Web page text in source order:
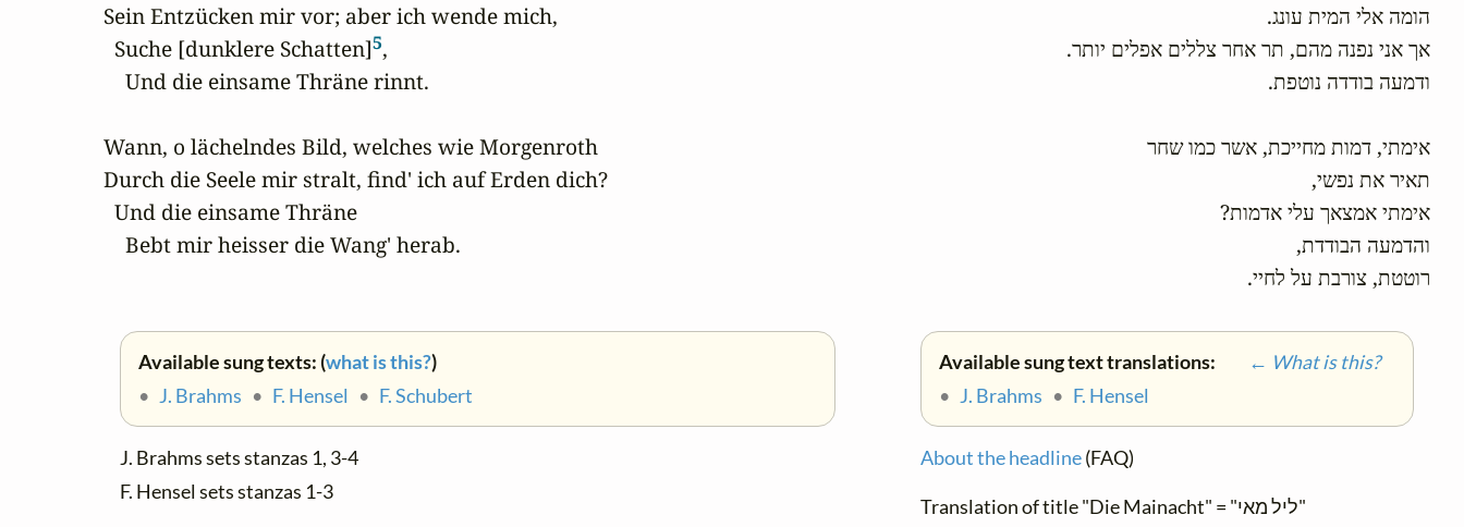
Sein Entzücken mir vor; aber ich wende mich,
  Suche [dunklere Schatten]
5,
    Und die einsame Thräne rinnt.
Wann, o lächelndes Bild, welches wie Morgenroth
Durch die Seele mir stralt, find' ich auf Erden dich?
  Und die einsame Thräne
    Bebt mir heisser die Wang' herab.
Available sung texts: (what is this?)
• J. Brahms • F. Hensel • F. Schubert
J. Brahms sets stanzas 1, 3-4
F. Hensel sets stanzas 1-3
רוטטת, צורבת על לחיי.
Available sung text translations:
← What is this?
• J. Brahms • F. Hensel
About the headline(FAQ)
Translation of title "Die Mainacht" = "ליל מאי"